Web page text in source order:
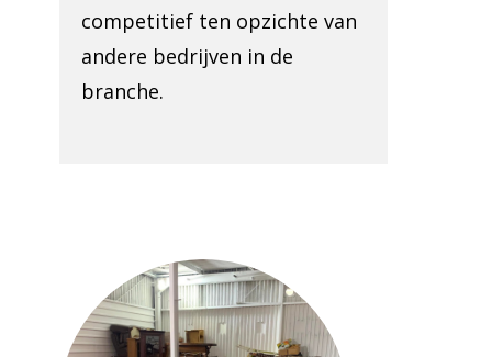
competitief ten opzichte van
andere bedrijven in de
branche.